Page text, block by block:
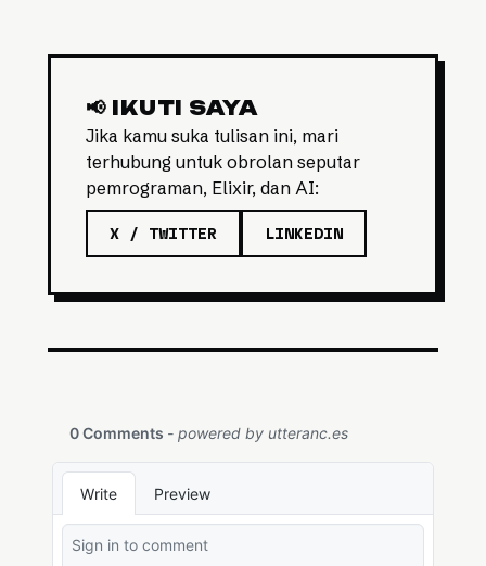
📢 IKUTI SAYA
Jika kamu suka tulisan ini, mari
terhubung untuk obrolan seputar
pemrograman, Elixir, dan AI:
X / TWITTER LINKEDIN